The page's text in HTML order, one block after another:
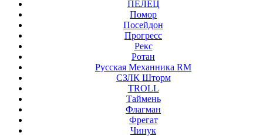
ПЕЛЕЦ
Помор
Посейдон
Прогресс
Рекс
Ротан
Русская Механника RM
СЗЛК Шторм
ТROLL
Таймень
Флагман
Фрегат
Чинук